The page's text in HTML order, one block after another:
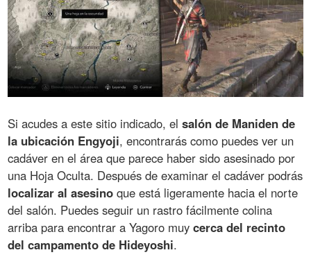
Si acudes a este sitio indicado, elsalón de Maniden de
la ubicación Engyoji, encontrarás como puedes ver un
cadáver en el área que parece haber sido asesinado por
una Hoja Oculta. Después de examinar el cadáver podrás
localizar al asesino que está ligeramente hacia el norte
del salón. Puedes seguir un rastro fácilmente colina
arriba para encontrar a Yagoro muycerca del recinto
del campamento de Hideyoshi.